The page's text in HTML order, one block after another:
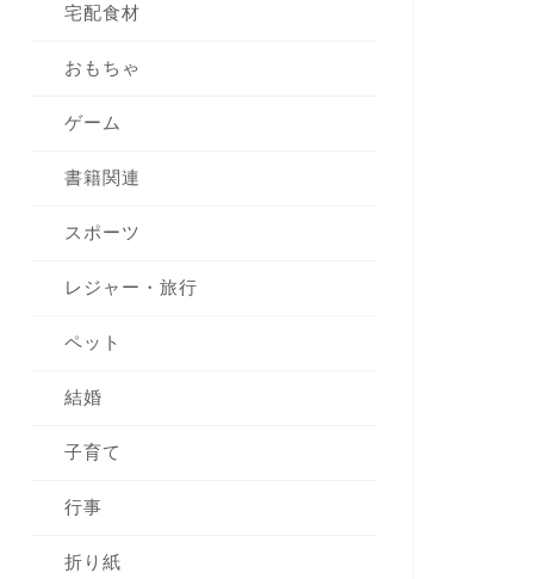
宅配食材
おもちゃ
ゲーム
書籍関連
スポーツ
レジャー・旅行
ペット
結婚
子育て
行事
折り紙